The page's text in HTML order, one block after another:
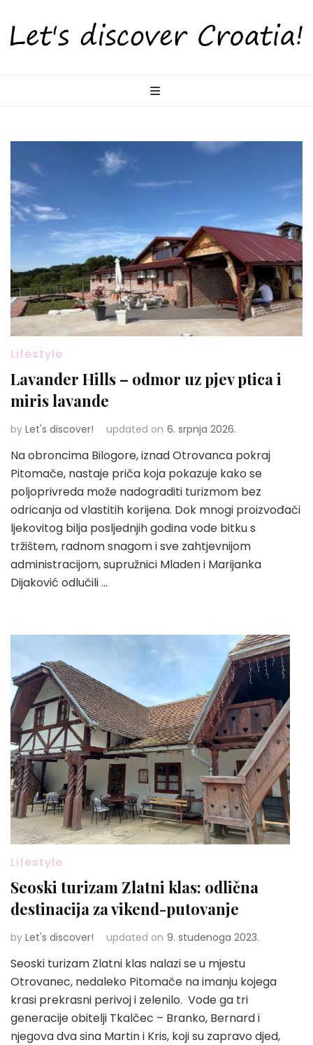
Lifestyle
Lavander Hills – odmor uz pjev ptica i
miris lavande
by Let's discover! updated on 6. srpnja 2026.
Na obroncima Bilogore, iznad Otrovanca pokraj
Pitomače, nastaje priča koja pokazuje kako se
poljoprivreda može nadograditi turizmom bez
odricanja od vlastitih korijena. Dok mnogi proizvođači
ljekovitog bilja posljednjih godina vode bitku s
tržištem, radnom snagom i sve zahtjevnijom
administracijom, supružnici Mladen i Marijanka
Dijaković odlučili …
Lifestyle
Seoski turizam Zlatni klas: odlična
destinacija za vikend-putovanje
by Let's discover! updated on 9. studenoga 2023.
Seoski turizam Zlatni klas nalazi se u mjestu
Otrovanec, nedaleko Pitomače na imanju kojega
krasi prekrasni perivoj i zelenilo. Vode ga tri
generacije obitelji Tkalčec – Branko, Bernard i
njegova dva sina Martin i Kris, koji su zapravo djed,